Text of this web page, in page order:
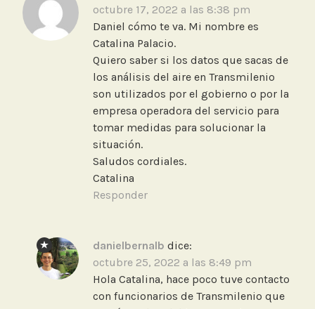
octubre 17, 2022 a las 8:38 pm
Daniel cómo te va. Mi nombre es
Catalina Palacio.
Quiero saber si los datos que sacas de
los análisis del aire en Transmilenio
son utilizados por el gobierno o por la
empresa operadora del servicio para
tomar medidas para solucionar la
situación.
Saludos cordiales.
Catalina
Responder
danielbernalb dice:
octubre 25, 2022 a las 8:49 pm
Hola Catalina, hace poco tuve contacto
con funcionarios de Transmilenio que